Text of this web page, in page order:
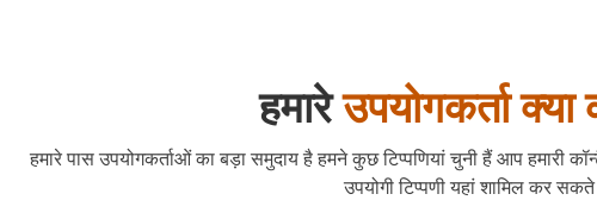
हमारेउपयोगकर्ता
हमारे पास उपयोगकर्ताओं का बड़ा समुदाय है हमने कुछ टिप्पणियां चुनी हैं आप हमारी
उपयोगी टिप्पणी यहां शामिल कर